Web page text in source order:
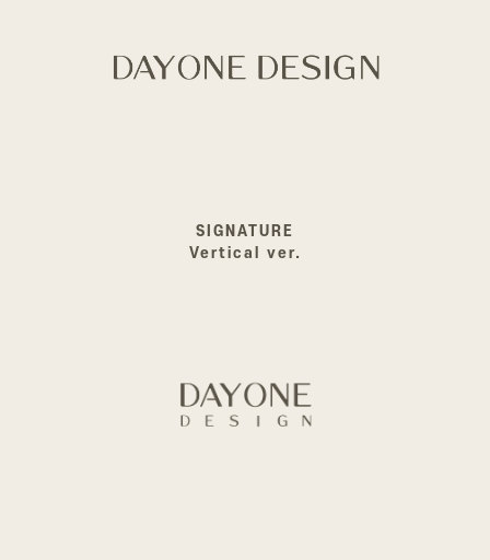
SIGNATURE
Vertical ver.